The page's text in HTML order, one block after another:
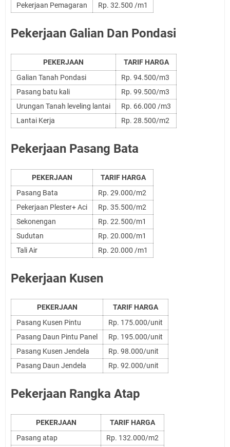
Pekerjaan Pemagaran
Rp. 32.500 /m1
Pekerjaan Galian Dan Pondasi
PEKERJAAN
TARIF HARGA
Galian Tanah Pondasi
Rp. 94.500/m3
Pasang batu kali
Rp. 99.500/m3
Urungan Tanah leveling lantai
Rp. 66.000 /m3
Lantai Kerja
Rp. 28.500/m2
Pekerjaan Pasang Bata
PEKERJAAN
TARIF HARGA
Pasang Bata
Rp. 29.000/m2
Pekerjaan Plester+ Aci
Rp. 35.500/m2
Sekonengan
Rp. 22.500/m1
Sudutan
Rp. 20.000/m1
Tali Air
Rp. 20.000 /m1
Pekerjaan Kusen
PEKERJAAN
TARIF HARGA
Pasang Kusen Pintu
Rp. 175.000/unit
Pasang Daun Pintu Panel
Rp. 195.000/unit
Pasang Kusen Jendela
Rp. 98.000/unit
Pasang Daun Jendela
Rp. 92.000/unit
Pekerjaan Rangka Atap
PEKERJAAN
TARIF HARGA
Pasang atap
Rp. 132.000/m2